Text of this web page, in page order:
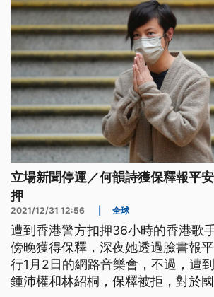
立場新聞停運／何韻詩獲保釋報平
押
2021/12/31 12:56 全球
遭到香港警方扣押36小時的香港歌
傍晚獲得保釋，深夜她透過臉書報
行1月2日的網路音樂會，不過，遭
鍾沛權和林紹桐，保釋被拒，對於